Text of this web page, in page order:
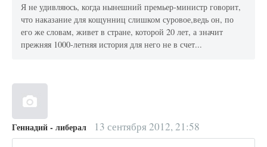
Я не удивляюсь, когда нынешний премьер-министр говорит,
что наказание для кощунниц слишком суровое,ведь он, по
его же словам, живет в стране, которой 20 лет, а значит
прежняя 1000-летняя история для него не в счет...
Геннадий - либерал 13 сентября 2012, 21:58